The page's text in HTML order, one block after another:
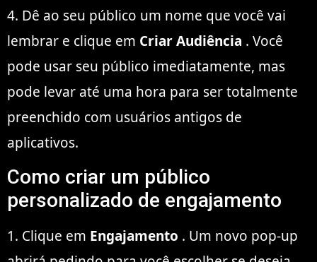
4. Dê ao seu público um nome que você vai
lembrar e clique em Criar Audiência . Você
pode usar seu público imediatamente, mas
pode levar até uma hora para ser totalmente
preenchido com usuários antigos de
aplicativos.
Como criar um público
personalizado de engajamento
1. Clique em Engajamento . Um novo pop-up